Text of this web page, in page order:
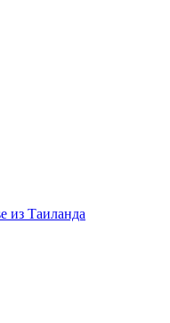
из Таиланда